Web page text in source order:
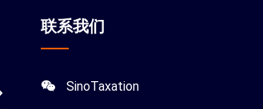
联系我们
SinoTaxation